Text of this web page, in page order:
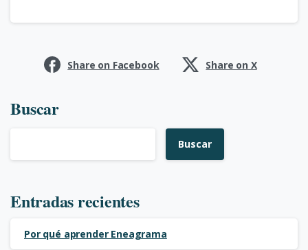
Share on Facebook Share on X
Buscar
Buscar
Entradas recientes
Por qué aprender Eneagrama